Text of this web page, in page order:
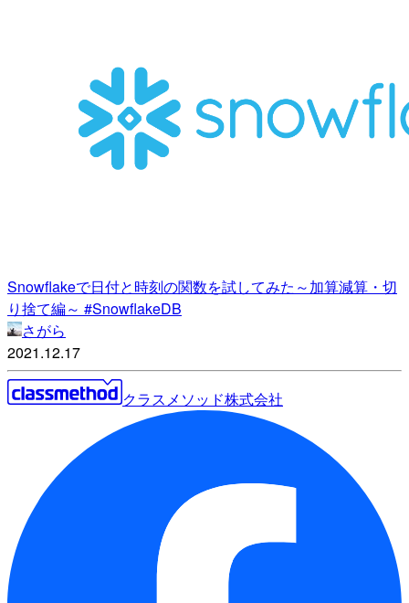
Snowflakeで日付と時刻の関数を試してみた～加算減算・切
り捨て編～ #SnowflakeDB
さがら
2021.12.17
クラスメソッド株式会社